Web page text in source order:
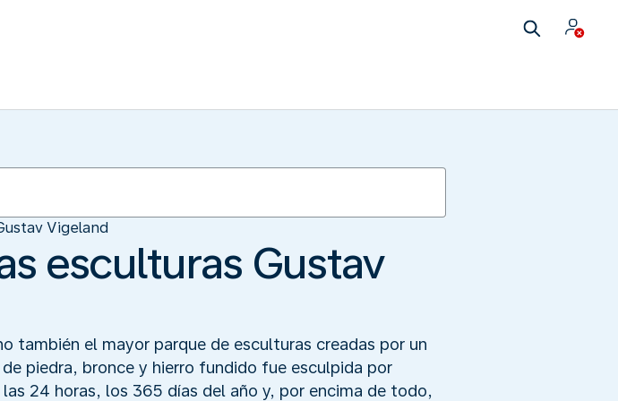
Vigeland
esculturas Gustav
también el mayor parque de esculturas creadas por un
piedra, bronce y hierro fundido fue esculpida por
24 horas, los 365 días del año y, por encima de todo,